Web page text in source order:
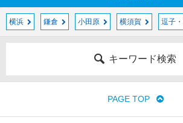
横浜 鎌倉 小田原 横須賀 逗子
キーワード検索
PAGE TOP